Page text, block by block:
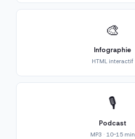
🎨
Infographie
HTML interactif
🎙️
Podcast
MP3 · 10-15 min